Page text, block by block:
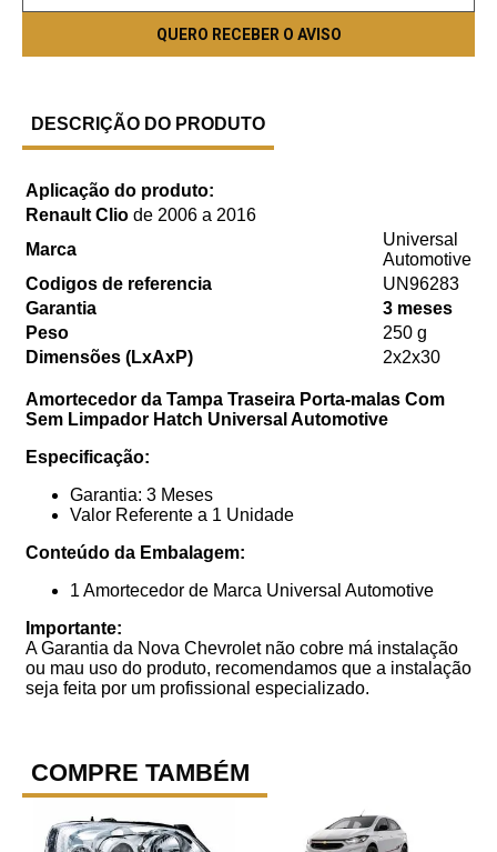
DESCRIÇÃO DO PRODUTO
Aplicação do produto:
Renault Clio de 2006 a 2016
Marca
Universal
Automotive
Codigos de referencia
UN96283
Garantia
3 meses
Peso
250 g
Dimensões (LxAxP)
2x2x30
Amortecedor da Tampa Traseira Porta-malas Com
Sem Limpador Hatch Universal Automotive
Especificação:
Garantia: 3 Meses
Valor Referente a 1 Unidade
Conteúdo da Embalagem:
1 Amortecedor de Marca Universal Automotive
Importante:
A Garantia da Nova Chevrolet não cobre má instalação
ou mau uso do produto, recomendamos que a instalação
seja feita por um profissional especializado.
COMPRE TAMBÉM